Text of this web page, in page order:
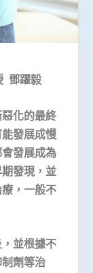
鄧躍毅
化的最終
發展成慢
發展成為
發現，並
，一般不
並根據不
劑等治